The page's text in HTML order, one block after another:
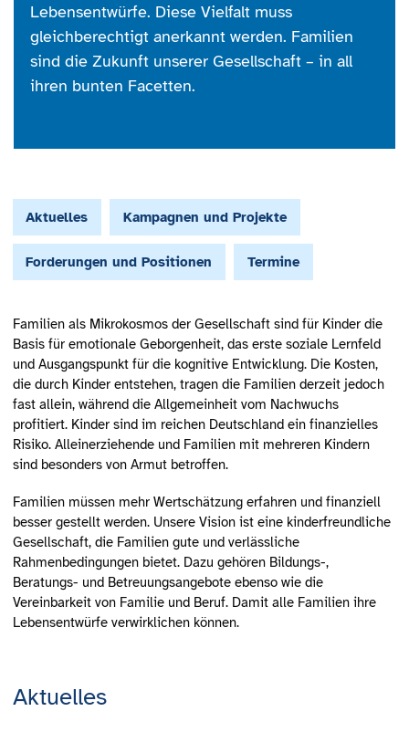
Lebensentwürfe. Diese Vielfalt muss
gleichberechtigt anerkannt werden. Familien
sind die Zukunft unserer Gesellschaft – in all
ihren bunten Facetten.
Aktuelles Kampagnen und Projekte
Forderungen und Positionen Termine
Familien als Mikrokosmos der Gesellschaft sind für Kinder die
Basis für emotionale Geborgenheit, das erste soziale Lernfeld
und Ausgangspunkt für die kognitive Entwicklung. Die Kosten,
die durch Kinder entstehen, tragen die Familien derzeit jedoch
fast allein, während die Allgemeinheit vom Nachwuchs
profitiert. Kinder sind im reichen Deutschland ein finanzielles
Risiko. Alleinerziehende und Familien mit mehreren Kindern
sind besonders von Armut betroffen.
Familien müssen mehr Wertschätzung erfahren und finanziell
besser gestellt werden. Unsere Vision ist eine kinderfreundliche
Gesellschaft, die Familien gute und verlässliche
Rahmenbedingungen bietet. Dazu gehören Bildungs-,
Beratungs- und Betreuungsangebote ebenso wie die
Vereinbarkeit von Familie und Beruf. Damit alle Familien ihre
Lebensentwürfe verwirklichen können.
Aktuelles